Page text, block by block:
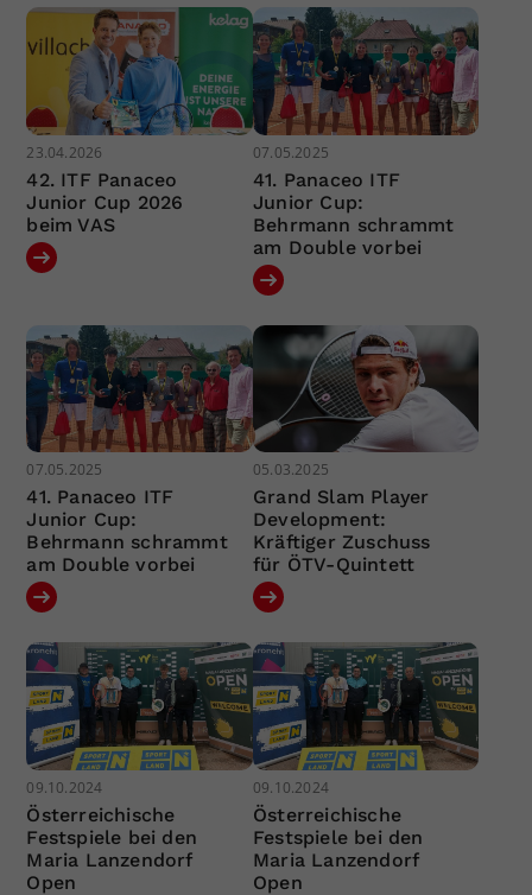
23.04.2026
42. ITF Panaceo
Junior Cup 2026
beim VAS
07.05.2025
41. Panaceo ITF
Junior Cup:
Behrmann schrammt
am Double vorbei
07.05.2025
41. Panaceo ITF
Junior Cup:
Behrmann schrammt
am Double vorbei
05.03.2025
Grand Slam Player
Development:
Kräftiger Zuschuss
für ÖTV-Quintett
09.10.2024
Österreichische
Festspiele bei den
Maria Lanzendorf
Open
09.10.2024
Österreichische
Festspiele bei den
Maria Lanzendorf
Open